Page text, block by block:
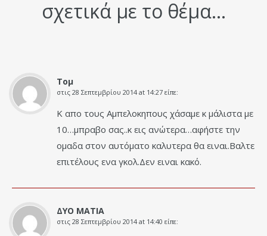
σχετικά με το θέμα...
Τομ
στις 28 Σεπτεμβρίου 2014 at 14:27 είπε:
Κ απο τους Αμπελοκηπους χάσαμε κ μάλιστα με
10…μπραβο σας..κ εις ανώτερα…αφήστε την
ομαδα στον αυτόματο καλυτερα θα ειναι.Βαλτε
επιτέλους ενα γκολ.Δεν ειναι κακό.
ΔΥΟ ΜΑΤΙΑ
στις 28 Σεπτεμβρίου 2014 at 14:40 είπε: